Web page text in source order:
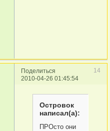
Поделиться
14
2010-04-26 01:45:54
Островок
написал(а):
ПРОсто они